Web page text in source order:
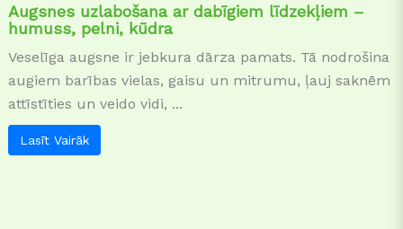
Augsnes uzlabošana ar dabīgiem līdzekļiem –
humuss, pelni, kūdra
Veselīga augsne ir jebkura dārza pamats. Tā nodrošina
augiem barības vielas, gaisu un mitrumu, ļauj saknēm
attīstīties un veido vidi, ...
Lasīt Vairāk